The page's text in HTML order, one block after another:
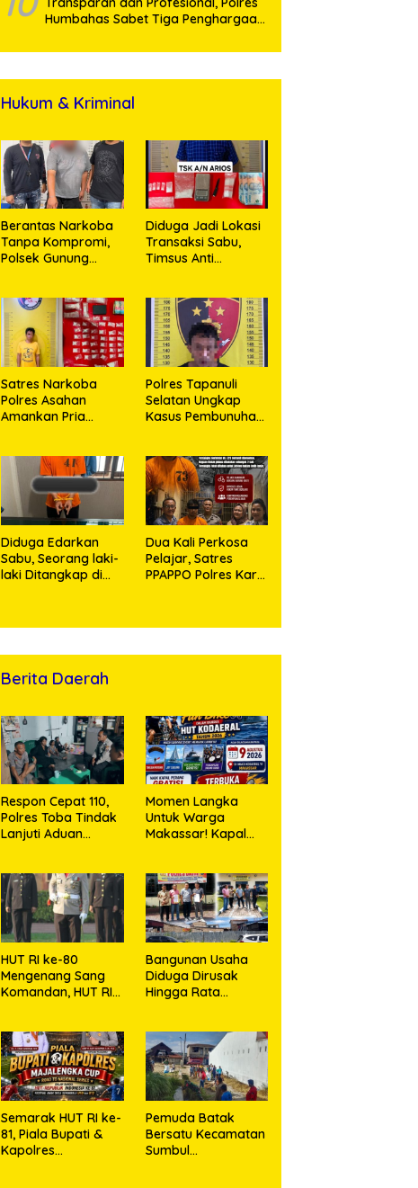
Humbahas Sabet Tiga Penghargaan
Hukum & Kriminal
Berantas Narkoba
Tanpa Kompromi,
Polsek Gunung
Nagori Karangsari
Diduga Jadi Lokasi
Transaksi Sabu,
Timsus Anti
Seorang Pria
dengan Barang
Bukti 63,67 Gram
Sabu
Satres Narkoba
Polres Asahan
Amankan Pria
Bukti
Polres Tapanuli
Selatan Ungkap
Kasus Pembunuhan
Anak, Pelaku
Ditangkap
Diduga Edarkan
Sabu, Seorang laki-
laki Ditangkap di
Klip
Dua Kali Perkosa
Pelajar, Satres
PPAPPO Polres Karo
Berita Daerah
Respon Cepat 110,
Polres Toba Tindak
Lanjuti Aduan
Momen Langka
Untuk Warga
Makassar! Kapal
HUT RI ke-80
Mengenang Sang
Komandan, HUT RI
Bangunan Usaha
Diduga Dirusak
Hingga Rata
Kirana Ujung dan
Masro Ujung Resmi
Tempuh Jalur
Hukum
Semarak HUT RI ke-
81, Piala Bupati &
Kapolres
Pemuda Batak
Bersatu Kecamatan
Sumbul